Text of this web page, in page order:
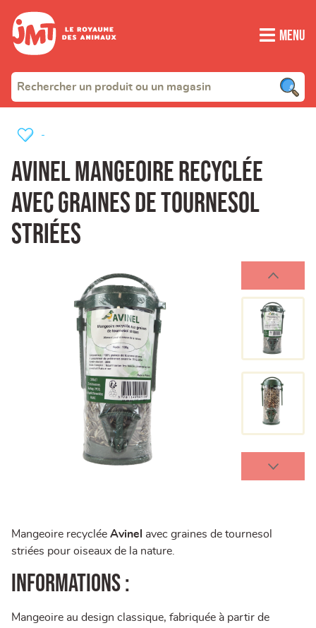
Menu
Avinel mangeoire recyclée
avec graines de tournesol
striées
-
Mangeoire recyclée Avinel avec graines de tournesol
striées pour oiseaux de la nature.
Informations :
Mangeoire au design classique, fabriquée à partir de